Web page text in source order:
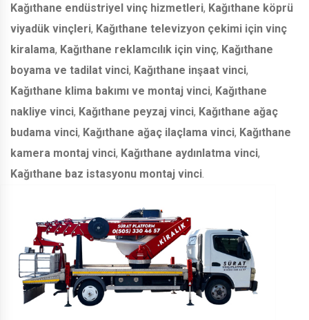
Kağıthane endüstriyel vinç hizmetleri, Kağıthane köprü
viyadük vinçleri, Kağıthane televizyon çekimi için vinç
kiralama, Kağıthane reklamcılık için vinç, Kağıthane
boyama ve tadilat vinci, Kağıthane inşaat vinci,
Kağıthane klima bakımı ve montaj vinci, Kağıthane
nakliye vinci, Kağıthane peyzaj vinci, Kağıthane ağaç
budama vinci, Kağıthane ağaç ilaçlama vinci, Kağıthane
kamera montaj vinci, Kağıthane aydınlatma vinci,
Kağıthane baz istasyonu montaj vinci